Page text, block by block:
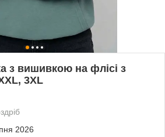
з вишивкою на флісі з
3XL
2026